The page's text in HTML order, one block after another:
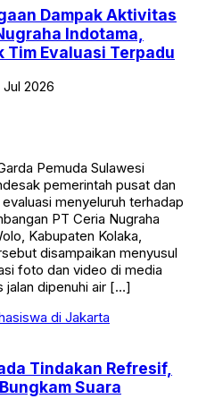
Dampak Aktivitas
Indotama,
Tim Evaluasi Terpadu
2026
Pemuda Sulawesi
pemerintah pusat dan
menyeluruh terhadap
PT Ceria Nugraha
Kabupaten Kolaka,
disampaikan menyusul
foto dan video di media
jalan dipenuhi air […]
Tindakan Refresif,
Suara